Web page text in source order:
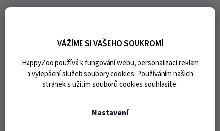
VÁŽÍME SI VAŠEHO SOUKROMÍ
HappyZoo používá k fungování webu, personalizaci reklam
a vylepšení služeb soubory cookies. Používáním našich
stránek s užitím souborů cookies souhlasíte.
Nastavení